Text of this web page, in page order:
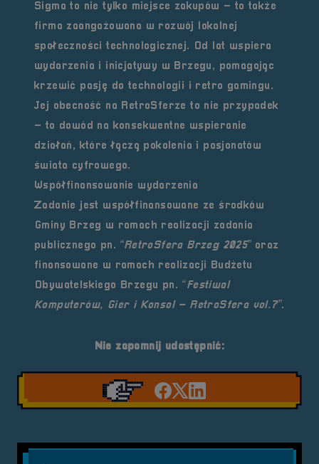
Sigma to nie tylko miejsce zakupów – to także
firma zaangażowana w rozwój lokalnej
społeczności technologicznej. Od lat wspiera
wydarzenia i inicjatywy w Brzegu, pomagając
krzewić pasję do technologii i retro gamingu.
Jej obecność na RetroSferze to nie przypadek
– to dowód na konsekwentne wspieranie
działań, które łączą pokolenia i pasjonatów
świata cyfrowego.
Współfinansowanie wydarzenia
Zadanie jest współfinansowane ze środków
Gminy Brzeg w ramach realizacji zadania
publicznego pn. “RetroSfera Brzeg 2025”oraz
finansowane w ramach realizacji Budżetu
Obywatelskiego Brzegu pn. “Festiwal
Komputerów, Gier i Konsol – RetroSfera vol.7”.
Nie zapomnij udostępnić:
Udostępnij na
Udostępnij na
Udostępnij na